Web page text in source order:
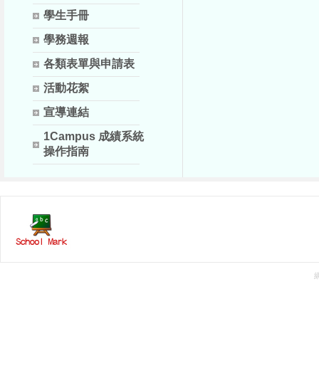
學生手冊
學務週報
各類表單與申請表
活動花絮
宣導連結
1Campus 成績系統
操作指南